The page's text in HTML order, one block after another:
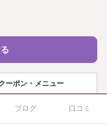
ーポン・メニュー
ブログ 口コミ